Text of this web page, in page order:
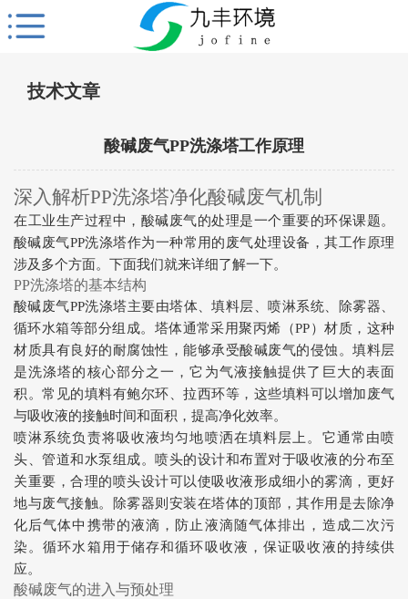
技术文章
酸碱废气PP洗涤塔工作原理
深入解析PP洗涤塔净化酸碱废气机制
在工业生产过程中，酸碱废气的处理是一个重要的环保课题。
酸碱废气PP洗涤塔作为一种常用的废气处理设备，其工作原理
涉及多个方面。下面我们就来详细了解一下。
PP洗涤塔的基本结构
酸碱废气PP洗涤塔主要由塔体、填料层、喷淋系统、除雾器、
循环水箱等部分组成。塔体通常采用聚丙烯（PP）材质，这种
材质具有良好的耐腐蚀性，能够承受酸碱废气的侵蚀。填料层
是洗涤塔的核心部分之一，它为气液接触提供了巨大的表面
积。常见的填料有鲍尔环、拉西环等，这些填料可以增加废气
与吸收液的接触时间和面积，提高净化效率。
喷淋系统负责将吸收液均匀地喷洒在填料层上。它通常由喷
头、管道和水泵组成。喷头的设计和布置对于吸收液的分布至
关重要，合理的喷头设计可以使吸收液形成细小的雾滴，更好
地与废气接触。除雾器则安装在塔体的顶部，其作用是去除净
化后气体中携带的液滴，防止液滴随气体排出，造成二次污
染。循环水箱用于储存和循环吸收液，保证吸收液的持续供
应。
酸碱废气的进入与预处理